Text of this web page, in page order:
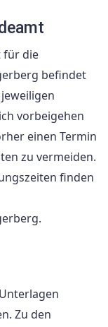
für die
befindet
vorbeigehen
einen Termin
zu vermeiden.
finden
Zu den